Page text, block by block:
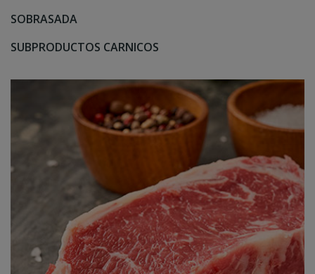
SOBRASADA
SUBPRODUCTOS CARNICOS